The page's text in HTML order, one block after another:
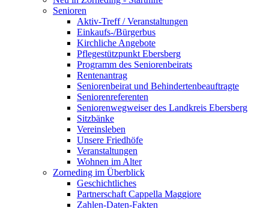
Senioren
Aktiv-Treff / Veranstaltungen
Einkaufs-/Bürgerbus
Kirchliche Angebote
Pflegestützpunkt Ebersberg
Programm des Seniorenbeirats
Rentenantrag
Seniorenbeirat und Behindertenbeauftragte
Seniorenreferenten
Seniorenwegweiser des Landkreis Ebersberg
Sitzbänke
Vereinsleben
Unsere Friedhöfe
Veranstaltungen
Wohnen im Alter
Zorneding im Überblick
Geschichtliches
Partnerschaft Cappella Maggiore
Zahlen-Daten-Fakten